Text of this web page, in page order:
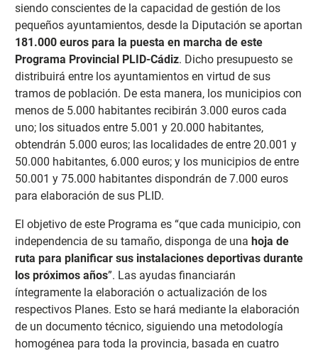
siendo conscientes de la capacidad de gestión de los
pequeños ayuntamientos, desde la Diputación se aportan
181.000 euros para la puesta en marcha de este
Programa Provincial PLID-Cádiz. Dicho presupuesto se
distribuirá entre los ayuntamientos en virtud de sus
tramos de población. De esta manera, los municipios con
menos de 5.000 habitantes recibirán 3.000 euros cada
uno; los situados entre 5.001 y 20.000 habitantes,
obtendrán 5.000 euros; las localidades de entre 20.001 y
50.000 habitantes, 6.000 euros; y los municipios de entre
50.001 y 75.000 habitantes dispondrán de 7.000 euros
para elaboración de sus PLID.
El objetivo de este Programa es “que cada municipio, con
independencia de su tamaño, disponga de una hoja de
ruta para planificar sus instalaciones deportivas durante
los próximos años”. Las ayudas financiarán
íntegramente la elaboración o actualización de los
respectivos Planes. Esto se hará mediante la elaboración
de un documento técnico, siguiendo una metodología
homogénea para toda la provincia, basada en cuatro